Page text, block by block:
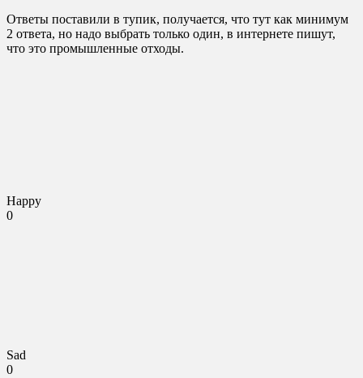
Ответы поставили в тупик, получается, что тут как минимум
2 ответа, но надо выбрать только один, в интернете пишут,
что это промышленные отходы.
Happy
0
Sad
0